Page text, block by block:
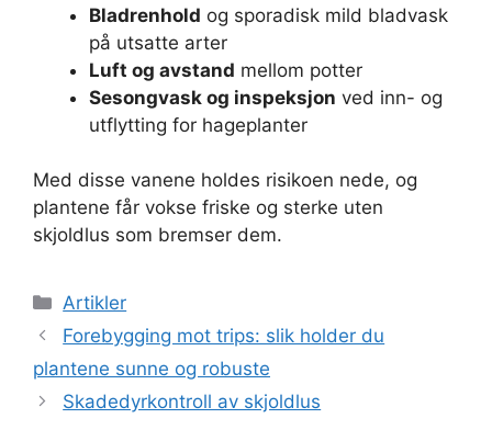
Bladrenhold og sporadisk mild bladvask
på utsatte arter
Luft og avstand mellom potter
Sesongvask og inspeksjon ved inn- og
utflytting for hageplanter
Med disse vanene holdes risikoen nede, og
plantene får vokse friske og sterke uten
skjoldlus som bremser dem.
Kategorier
Artikler
Forebygging mot trips: slik holder du
plantene sunne og robuste
Skadedyrkontroll av skjoldlus